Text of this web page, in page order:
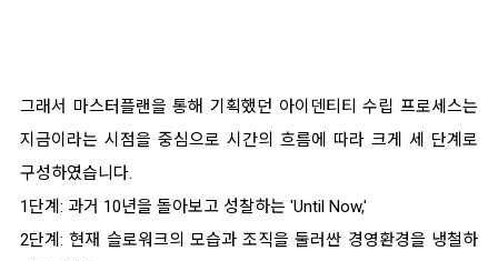
그래서 마스터플랜을 통해 기획했던 아이덴티티 수립 프로세스는
지금이라는 시점을 중심으로 시간의 흐름에 따라 크게 세 단계로
구성하였습니다.
1단계: 과거 10년을 돌아보고 성찰하는 'Until Now,'
2단계: 현재 슬로워크의 모습과 조직을 둘러싼 경영환경을 냉철하